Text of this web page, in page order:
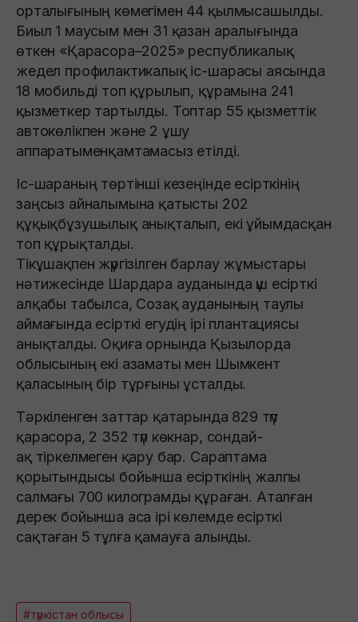
орталығының көмегімен 44 қылмысашылды.
Биыл 1 маусым мен 31 қазан аралығында
өткен «Қарасора–2025» республикалық
жедел профилактикалық іс-шарасы аясында
18 мобильді топ құрылып, құрамына 241
қызметкер тартылды. Топтар 55 қызметтік
автокөлікпен және 2 ұшу
аппаратыменқамтамасыз етілді.
Іс-шараның төртінші кезеңінде есірткінің
заңсыз айналымына қатысты 202
құқықбұзушылық анықталып, екі ұйымдасқан
топ құрықталды.
Тікұшақпен жүргізілген барлау жұмыстары
нәтижесінде Шардара ауданында үш есірткі
алқабы табылса, Созақ ауданының таулы
аймағында есірткі егудің ірі плантациясы
анықталды. Оқиға орнында Қызылорда
облысының екі азаматы мен Шымкент
қаласының бір тұрғыны ұсталды.
Тәркіленген заттар қатарында 829 түп
қарасора, 2 352 түп көкнар, сондай-
ақ тіркелмеген қару бар. Сараптама
қорытындысы бойынша есірткінің жалпы
салмағы 700 килограмды құраған. Аталған
дерек бойынша аса ірі көлемде есірткі
сақтаған 5 тұлға қамауға алынды.
#түркістан облысы